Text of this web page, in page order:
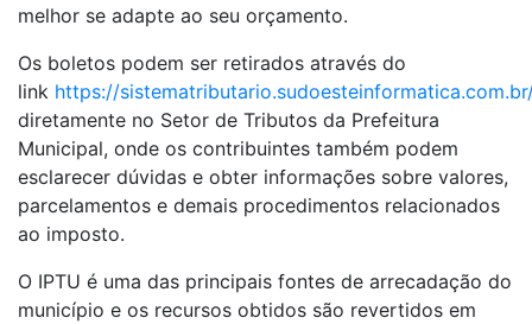
melhor se adapte ao seu orçamento.
Os boletos podem ser retirados através do
link https://
diretamente no Setor de Tributos da Prefeitura
Municipal, onde os contribuintes também podem
esclarecer dúvidas e obter informações sobre valores,
parcelamentos e demais procedimentos relacionados
ao imposto.
O IPTU é uma das principais fontes de arrecadação do
município e os recursos obtidos são revertidos em